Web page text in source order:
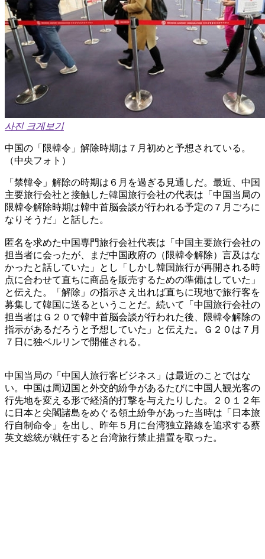
사진 크게보기
中国の「限韓令」解除時期は７月初めと予想されている。
（中央フォト）
「禁韓令」解除の時期は６月を過ぎる見通しだ。最近、中国
主要旅行会社と接触した韓国旅行会社の代表は「中国当局の
限韓令解除時期は韓中首脳会談が行われる予定の７月ごろに
なりそうだ」と話した。
匿名を求めた中国専門旅行会社代表は「中国主要旅行会社の
担当者に会ったが、まだ中国政府の（限韓令解除）言及はな
かったと話していた」とし「しかし韓国旅行が再開される時
点に合わせて直ちに商品を販売するための準備はしていた」
と伝えた。「解除」の指示さえ出れば直ちに現地で旅行客を
募集して韓国に送るということだ。続いて「中国旅行会社の
担当者はＧ２０で韓中首脳会談が行われた後、限韓令解除の
指示があるだろうと予想していた」と伝えた。Ｇ２０は７月
７日に独ベルリンで開催される。
中国当局の「中国人旅行客ビジネス」は最近のことではな
い。中国は周辺国と外交的紛争があるたびに中国人観光客の
行先地を変える形で経済的打撃を与えたりした。２０１２年
に日本と尖閣諸島をめぐる領土紛争があった当時は「日本旅
行自制命令」を出し、昨年５月に台湾独立路線を追求する蔡
英文総統が就任すると台湾旅行禁止措置を取った。